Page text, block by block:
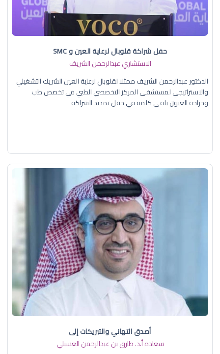
حفل شراكة قلوبال لرعاية العين و SMC
الاستشاري عبدالرحمن الشريف
الدكتور عبدالرحمن الشريف ممثلا لقلوبال لرعاية العين الشريك التشغيلي
والاستراتيجي لمستشفى المركز التخصصي الطبي في تخصص طب
وجراحة العيون يلقي كلمة في حفل تمديد الشراكة
أصدق التهاني والتبريكات إلى
سعادة أ.د. ​طارق بن عبدالرحمن العسبلي